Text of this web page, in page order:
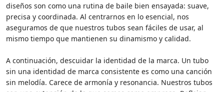
diseños son como una rutina de baile bien ensayada: suave,
precisa y coordinada. Al centrarnos en lo esencial, nos
aseguramos de que nuestros tubos sean fáciles de usar, al
mismo tiempo que mantienen su dinamismo y calidad.
A continuación, descuidar la identidad de la marca. Un tubo
sin una identidad de marca consistente es como una canción
sin melodía. Carece de armonía y resonancia. Nuestros tubos